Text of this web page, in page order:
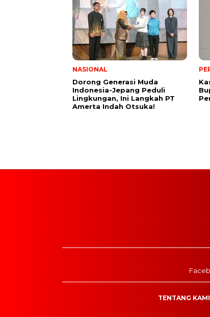
NASIONAL
Dorong Generasi Muda
Indonesia-Jepang Peduli
Lingkungan, Ini Langkah PT
Amerta Indah Otsuka!
TENTANG KAMI